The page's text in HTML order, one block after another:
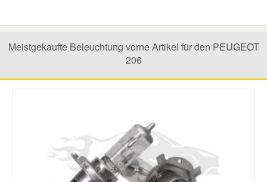
Meistgekaufte Beleuchtung vorne Artikel für den PEUGEOT
206